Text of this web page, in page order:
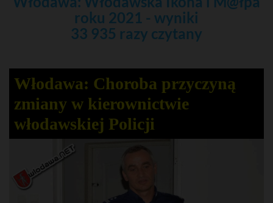
roku 2021 - wyniki
33 935 razy czytany
Włodawa: Choroba przyczyną
zmiany w kierownictwie
włodawskiej Policji